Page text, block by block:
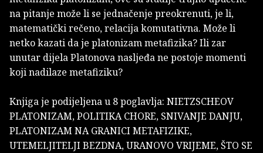
na pitanje može li se jednačenje preokrenuti, je li,
matematički rečeno, relacija komutativna. Može li
netko kazati da je platonizam metafizika? Ili zar
unutar dijela Platonova nasljeđa ne postoje momenti
koji nadilaze metafiziku?
Knjiga je podijeljena u 8 poglavlja: NIETZSCHEOV
PLATONIZAM, POLITIKA CHORE, SNIVANJE DANJU,
PLATONIZAM NA GRANICI METAFIZIKE,
UTEMELJITELJI BEZDNA, URANOVO VRIJEME, ŠTO SE